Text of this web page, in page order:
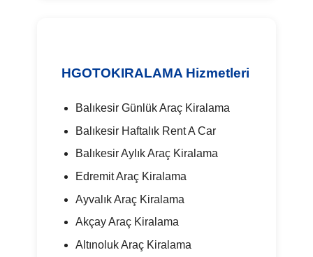
HGOTOKIRALAMA Hizmetleri
Balıkesir Günlük Araç Kiralama
Balıkesir Haftalık Rent A Car
Balıkesir Aylık Araç Kiralama
Edremit Araç Kiralama
Ayvalık Araç Kiralama
Akçay Araç Kiralama
Altınoluk Araç Kiralama